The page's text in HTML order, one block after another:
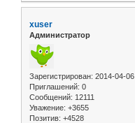
xuser
Администратор
Зарегистрирован: 2014-04-06
Приглашений: 0
Сообщений: 12111
Уважение: +3655
Позитив: +4528